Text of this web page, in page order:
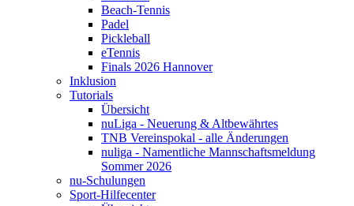
Beach-Tennis
Padel
Pickleball
eTennis
Finals 2026 Hannover
Inklusion
Tutorials
Übersicht
nuLiga - Neuerung & Altbewährtes
TNB Vereinspokal - alle Änderungen
nuliga - Namentliche Mannschaftsmeldung
Sommer 2026
nu-Schulungen
Sport-Hilfecenter